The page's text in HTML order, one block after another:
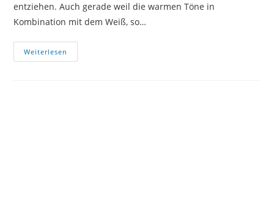
entziehen. Auch gerade weil die warmen Töne in
Kombination mit dem Weiß, so…
Weiterlesen
Und